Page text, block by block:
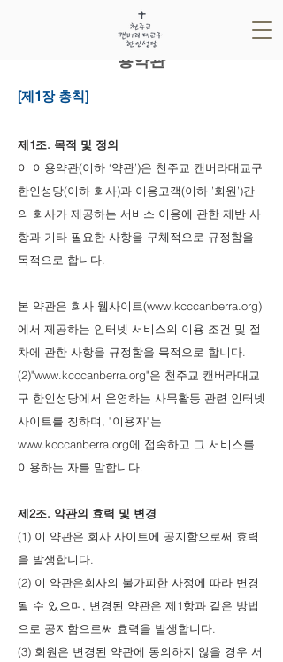
​천주교 캔버라대교구 한인성당 이
용약관
[제1장 총칙]
제1조. 목적 및 정의
이 이용약관(이하 ‘약관’)은 천주교 캔버라대교구
한인성당(이하 회사)과 이용고객(이하 ’회원’)간
의 회사가 제공하는 서비스 이용에 관한 제반 사
항과 기타 필요한 사항을 구체적으로 규정함을
목적으로 합니다.
본 약관은 회사 웹사이트(www.kcccanberra.org)
에서 제공하는 인터넷 서비스의 이용 조건 및 절
차에 관한 사항을 규정함을 목적으로 합니다.
(2)"www.kcccanberra.org"은 천주교 캔버라대교
구 한인성당에서 운영하는 사목활동 관련 인터넷
사이트를 칭하며, "이용자"는
www.kcccanberra.org에 접속하고 그 서비스를
이용하는 자를 말합니다.
제2조. 약관의 효력 및 변경
(1) 이 약관은 회사 사이트에 공지함으로써 효력
을 발생합니다.
(2) 이 약관은회사의 불가피한 사정에 따라 변경
될 수 있으며, 변경된 약관은 제1항과 같은 방법
으로 공지함으로써 효력을 발생합니다.
(3) 회원은 변경된 약관에 동의하지 않을 경우 서